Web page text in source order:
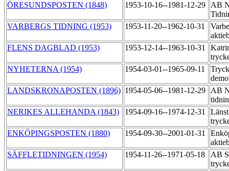
ÖRESUNDSPOSTEN (1848) 1953-10-16--1981-12-29
AB
VARBERGS TIDNING (1953)
1953-11-20--1962-10-31
FLENS DAGBLAD (1953)
1953-12-14--1963-10-31
NYHETERNA (1954)
1954-03-01--1965-09-11
LANDSKRONAPOSTEN (1896) 1954-05-06--1981-12-29
AB
NERIKES ALLEHANDA (1843)
1954-09-16--1974-12-31
ENKÖPINGSPOSTEN (1880)
1954-09-30--2001-01-31
SÄFFLETIDNINGEN (1954)
1954-11-26--1971-05-18
AB